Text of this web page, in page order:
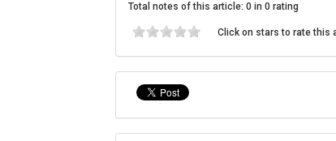
Total notes of this article: 0 in 0 rating
Click on stars to rate this